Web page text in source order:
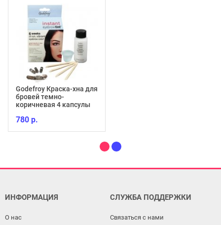
Godefroy Краска-хна для
бровей темно-
коричневая 4 капсулы
780 р.
ИНФОРМАЦИЯ
О нас
СЛУЖБА ПОДДЕРЖКИ
Связаться с нами